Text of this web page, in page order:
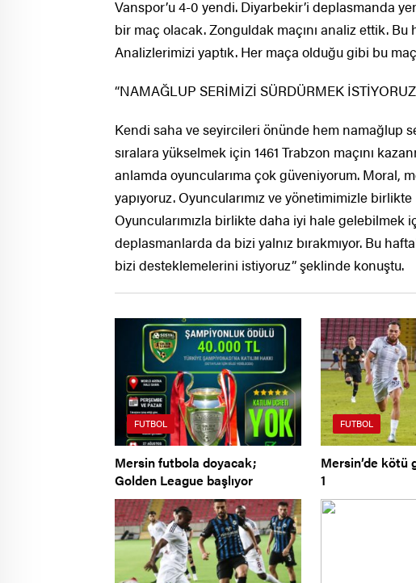
Vanspor’u 4-0 yendi. Diyarbekir’i deplasmanda
bir maç olacak. Zonguldak maçını analiz ettik.
Analizlerimizi yaptık. Her maça olduğu gibi bu
“NAMAĞLUP SERİMİZİ SÜRDÜRMEK
Kendi saha ve seyircileri önünde hem namağlup
sıralara yükselmek için 1461 Trabzon maçını
anlamda oyuncularıma çok güveniyorum. Moral,
yapıyoruz. Oyuncularımız ve yönetimimizle
Oyuncularımızla birlikte daha iyi hale gelebilmek
deplasmanlarda da bizi yalnız bırakmıyor. Bu
bizi desteklemelerini istiyoruz” şeklinde konuştu.
FUTBOL
Mersin futbola doyacak;
Golden League başlıyor
FUTBOL
Mersin’de kötü
1